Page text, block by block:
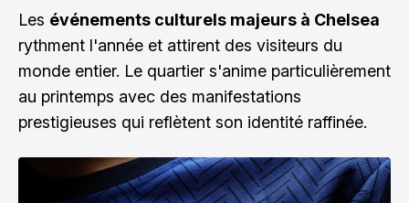
Les événements culturels majeurs à Chelsea
rythment l'année et attirent des visiteurs du
monde entier. Le quartier s'anime particulièrement
au printemps avec des manifestations
prestigieuses qui reflètent son identité raffinée.